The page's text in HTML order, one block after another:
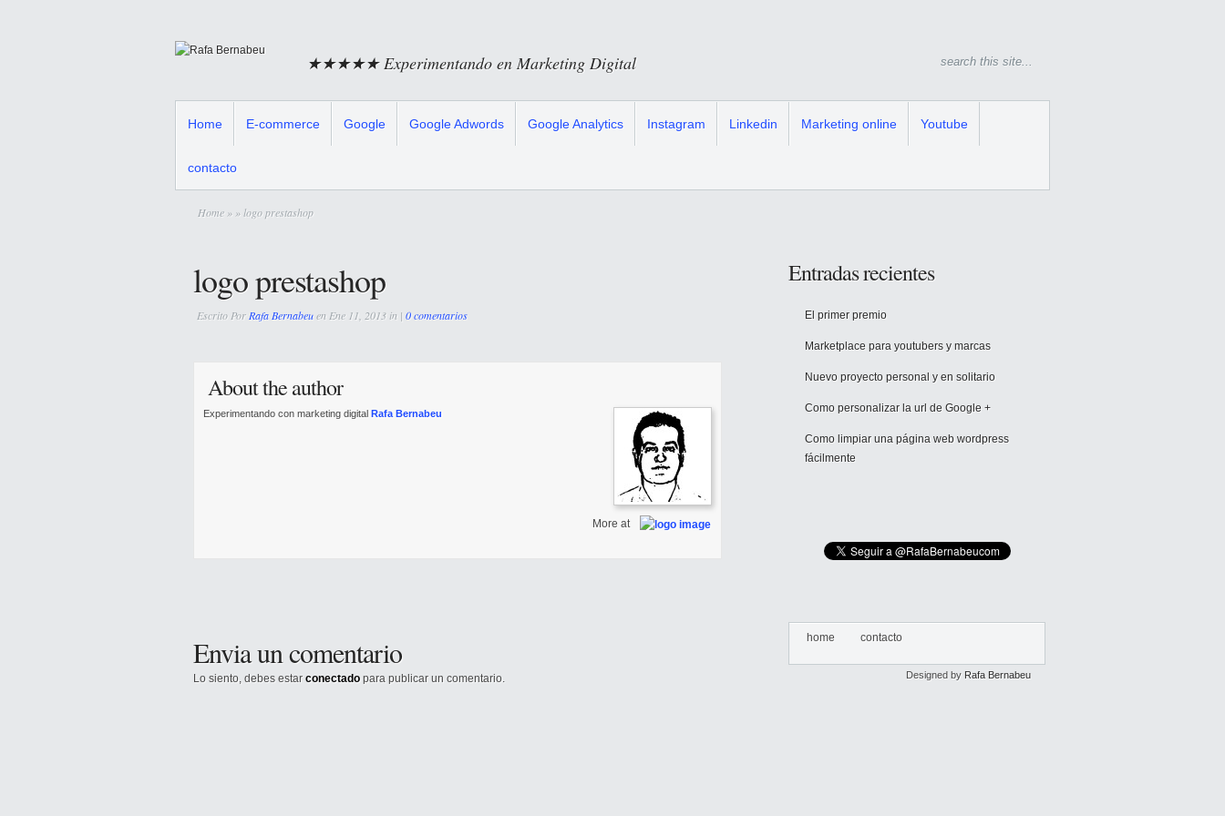
★★★★★ Experimentando en Marketing Digital
Home E-commerce Google Google Adwords Google Analytics Instagram Linkedin Marketing online Youtube
contacto
Home » » logo prestashop
logo prestashop
Escrito Por Rafa Bernabeuen Ene 11, 2013 in | 0 comentarios
About the author
Experimentando con marketing digital Rafa Bernabeu
More at
Envia un comentario
Lo siento, debes estar conectado para publicar un comentario.
Entradas recientes
El primer premio
Marketplace para youtubers y marcas
Nuevo proyecto personal y en solitario
Como personalizar la url de Google +
Como limpiar una página web wordpress
fácilmente
home contacto
Designed by Rafa Bernabeu